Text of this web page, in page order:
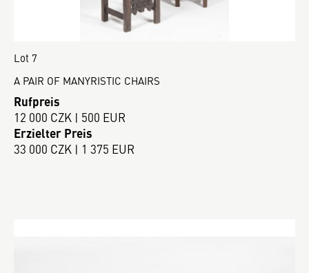
Lot 7
A PAIR OF MANYRISTIC CHAIRS
Rufpreis
12 000 CZK | 500 EUR
Erzielter Preis
33 000 CZK | 1 375 EUR